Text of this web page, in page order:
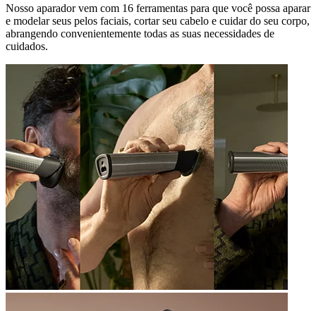
Nosso aparador vem com 16 ferramentas para que você possa aparar
e modelar seus pelos faciais, cortar seu cabelo e cuidar do seu corpo,
abrangendo convenientemente todas as suas necessidades de
cuidados.